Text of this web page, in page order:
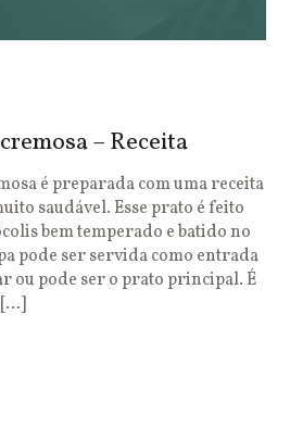
– Receita
é preparada com uma receita
saudável. Esse prato é feito
bem temperado e batido no
pode ser servida como entrada
ou pode ser o prato principal. É
[…]